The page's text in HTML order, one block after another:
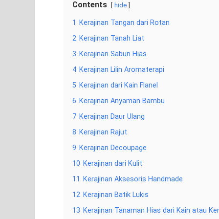
Contents hide
1
Kerajinan Tangan dari Rotan
2 Kerajinan Tanah Liat
3 Kerajinan Sabun Hias
4 Kerajinan Lilin Aromaterapi
5 Kerajinan dari Kain Flanel
6 Kerajinan Anyaman Bambu
7 Kerajinan Daur Ulang
8 Kerajinan Rajut
9 Kerajinan Decoupage
10 Kerajinan dari Kulit
11
Kerajinan Aksesoris Handmade
12 Kerajinan Batik Lukis
13 Kerajinan Tanaman Hias dari Kain atau